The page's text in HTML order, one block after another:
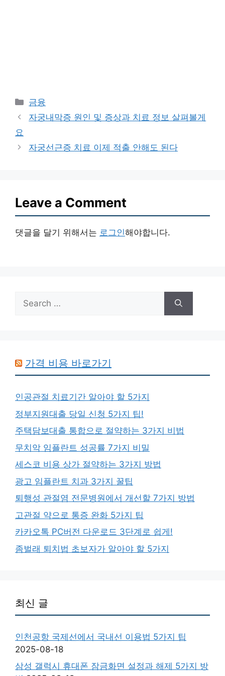
Categories
금융
자궁내막증 원인 및 증상과 치료 정보 살펴볼게
요
자궁선근증 치료 이제 적출 안해도 된다
Leave a Comment
댓글을 달기 위해서는 로그인해야합니다.
Search
for:
가격 비용 바로가기
인공관절 치료기간 알아야 할 5가지
정부지원대출 당일 신청 5가지 팁!
주택담보대출 통합으로 절약하는 3가지 비법
무치악 임플란트 성공률 7가지 비밀
세스코 비용 상가 절약하는 3가지 방법
광고 임플란트 치과 3가지 꿀팁
퇴행성 관절염 전문병원에서 개선할 7가지 방법
고관절 약으로 통증 완화 5가지 팁
카카오톡 PC버전 다운로드 3단계로 쉽게!
좀벌래 퇴치법 초보자가 알아야 할 5가지
최신 글
인천공항 국제선에서 국내선 이용법 5가지 팁
2025-08-18
삼성 갤럭시 휴대폰 잠금화면 설정과 해제 5가지 방